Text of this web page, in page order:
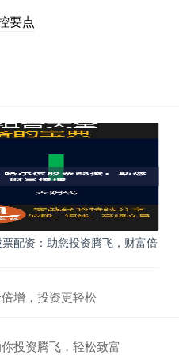
要点
配资：助您投资腾飞，财富倍
增，投资更轻松
投资腾飞，轻松致富